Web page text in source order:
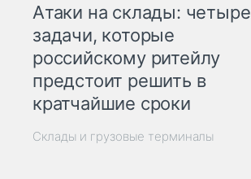
Атаки на склады: четыре
задачи, которые
российскому ритейлу
предстоит решить в
кратчайшие сроки
Склады и грузовые терминалы